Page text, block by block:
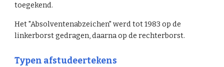
toegekend.
Het "Absolventenabzeichen" werd tot 1983 op de
linkerborst gedragen, daarna op de rechterborst.
Typen afstudeertekens